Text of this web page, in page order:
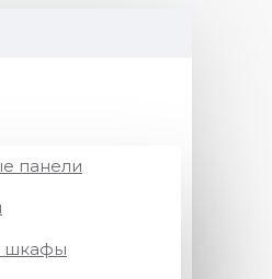
панели
шкафы